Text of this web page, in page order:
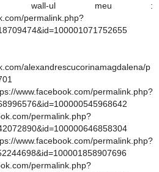
wall-ul meu :
permalink.php?
alexandrescucorinamagdalena/p
permalink.php?
permalink.php?
permalink.php?
permalink.php?